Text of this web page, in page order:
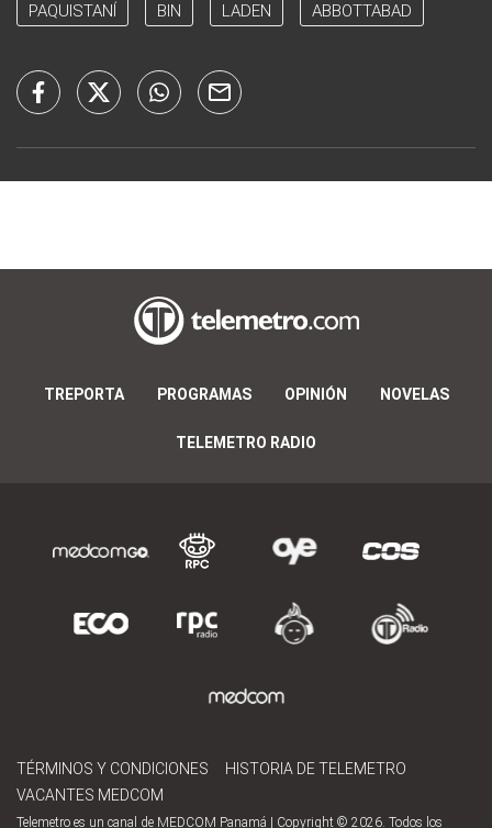
PAQUISTANÍ BIN LADEN ABBOTTABAD
TREPORTA PROGRAMAS OPINIÓN NOVELAS
TELEMETRO RADIO
TÉRMINOS Y CONDICIONES
HISTORIA DE TELEMETRO
VACANTES MEDCOM
Telemetro es un canal de MEDCOM Panamá | Copyright © 2026. Todos los